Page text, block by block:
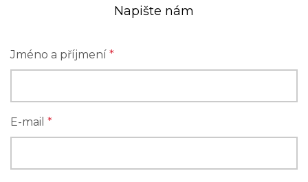
Napište nám
Jméno a příjmení *
E-mail *